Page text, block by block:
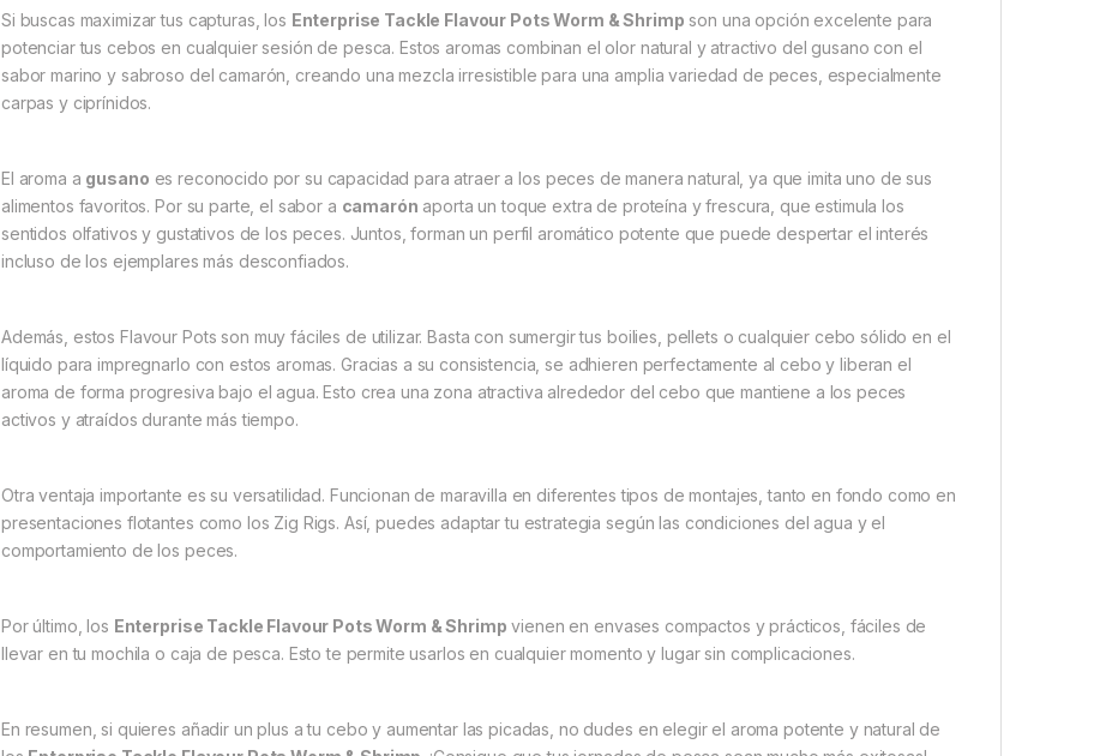
Si buscas maximizar tus capturas, los Enterprise Tackle Flavour Pots Worm & Shrimp son una opción excelente para
potenciar tus cebos en cualquier sesión de pesca. Estos aromas combinan el olor natural y atractivo del gusano con el
sabor marino y sabroso del camarón, creando una mezcla irresistible para una amplia variedad de peces, especialmente
carpas y ciprínidos.
El aroma a gusano es reconocido por su capacidad para atraer a los peces de manera natural, ya que imita uno de sus
alimentos favoritos. Por su parte, el sabor a camarón aporta un toque extra de proteína y frescura, que estimula los
sentidos olfativos y gustativos de los peces. Juntos, forman un perfil aromático potente que puede despertar el interés
incluso de los ejemplares más desconfiados.
Además, estos Flavour Pots son muy fáciles de utilizar. Basta con sumergir tus boilies, pellets o cualquier cebo sólido en el
líquido para impregnarlo con estos aromas. Gracias a su consistencia, se adhieren perfectamente al cebo y liberan el
aroma de forma progresiva bajo el agua. Esto crea una zona atractiva alrededor del cebo que mantiene a los peces
activos y atraídos durante más tiempo.
Otra ventaja importante es su versatilidad. Funcionan de maravilla en diferentes tipos de montajes, tanto en fondo como en
presentaciones flotantes como los Zig Rigs. Así, puedes adaptar tu estrategia según las condiciones del agua y el
comportamiento de los peces.
Por último, los Enterprise Tackle Flavour Pots Worm & Shrimp vienen en envases compactos y prácticos, fáciles de
llevar en tu mochila o caja de pesca. Esto te permite usarlos en cualquier momento y lugar sin complicaciones.
En resumen, si quieres añadir un plus a tu cebo y aumentar las picadas, no dudes en elegir el aroma potente y natural de